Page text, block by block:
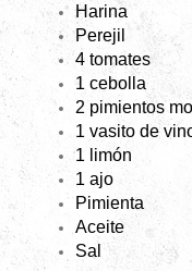
Harina
Perejil
4 tomates
1 cebolla
2 pimientos
1 vasito de
1 limón
1 ajo
Pimienta
Aceite
Sal